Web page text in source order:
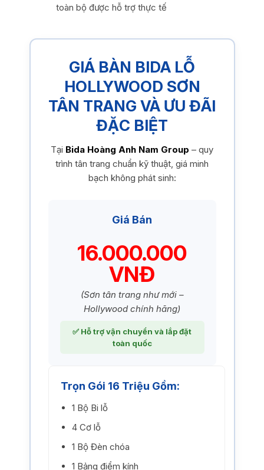
toàn bộ được hỗ trợ thực tế
GIÁ BÀN BIDA LỖ
HOLLYWOOD SƠN
TÂN TRANG VÀ ƯU ĐÃI
ĐẶC BIỆT
Tại Bida Hoàng Anh Nam Group – quy
trình tân trang chuẩn kỹ thuật, giá minh
bạch không phát sinh:
Giá Bán
16.000.000
VNĐ
(Sơn tân trang như mới –
Hollywood chính hãng)
✅ Hỗ trợ vận chuyển và lắp đặt
toàn quốc
Trọn Gói 16 Triệu Gồm:
1 Bộ Bi lỗ
4 Cơ lỗ
1 Bộ Đèn chóa
1 Bảng điểm kính